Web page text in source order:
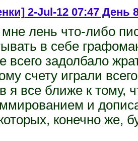
2-Jul-12 07:47 День
мне лень что-либо
в себе
всего задолбало
счету играли
я все ближе к тому,
и
конечно же,